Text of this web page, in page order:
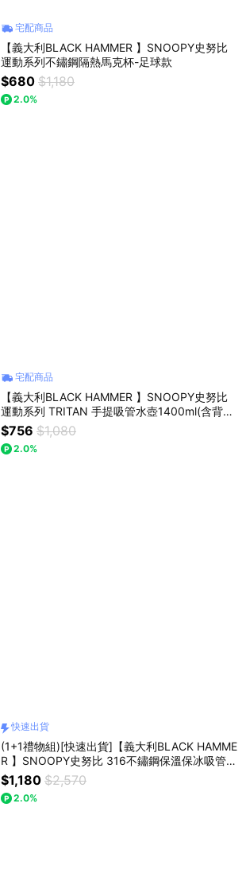
宅配商品
【義大利BLACK HAMMER 】SNOOPY史努比
運動系列不鏽鋼隔熱馬克杯-足球款
$680 $1,180
2.0%
宅配商品
【義大利BLACK HAMMER 】SNOOPY史努比
運動系列 TRITAN 手提吸管水壺1400ml(含背帶
吸管)
$756 $1,080
2.0%
快速出貨
(1+1禮物組)[快速出貨]【義大利BLACK HAMME
R 】SNOOPY史努比 316不鏽鋼保溫保冰吸管杯
860ml+史努比提袋
$1,180 $2,570
2.0%